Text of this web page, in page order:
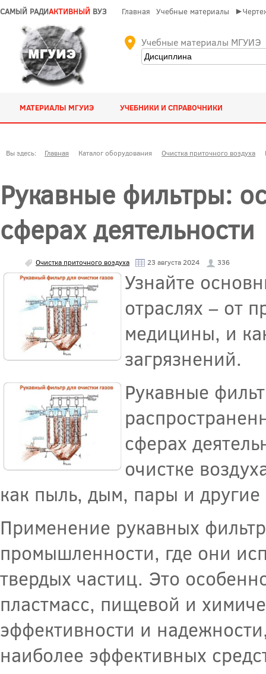
САМЫЙ РАДИАКТИВНЫЙ ВУЗ Главная Учебные материалы
Учебные материалы МГУИЭ
МАТЕРИАЛЫ МГУИЭ УЧЕБНИКИ И СПРАВОЧНИКИ
Вы здесь: Главная Каталог оборудования Очистка приточного воздуха
Рукавные фильтры:
сферах деятельности
Очистка приточного воздуха 23 августа 2024 336
Узнайте
отраслях – от
медицины, и
загрязнений.
Рукавные
сферах
очистке
как пыль, дым, пары и
Применение рукавных
промышленности, где они
твердых частиц. Это
пластмасс, пищевой и
эффективности и
наиболее эффективных